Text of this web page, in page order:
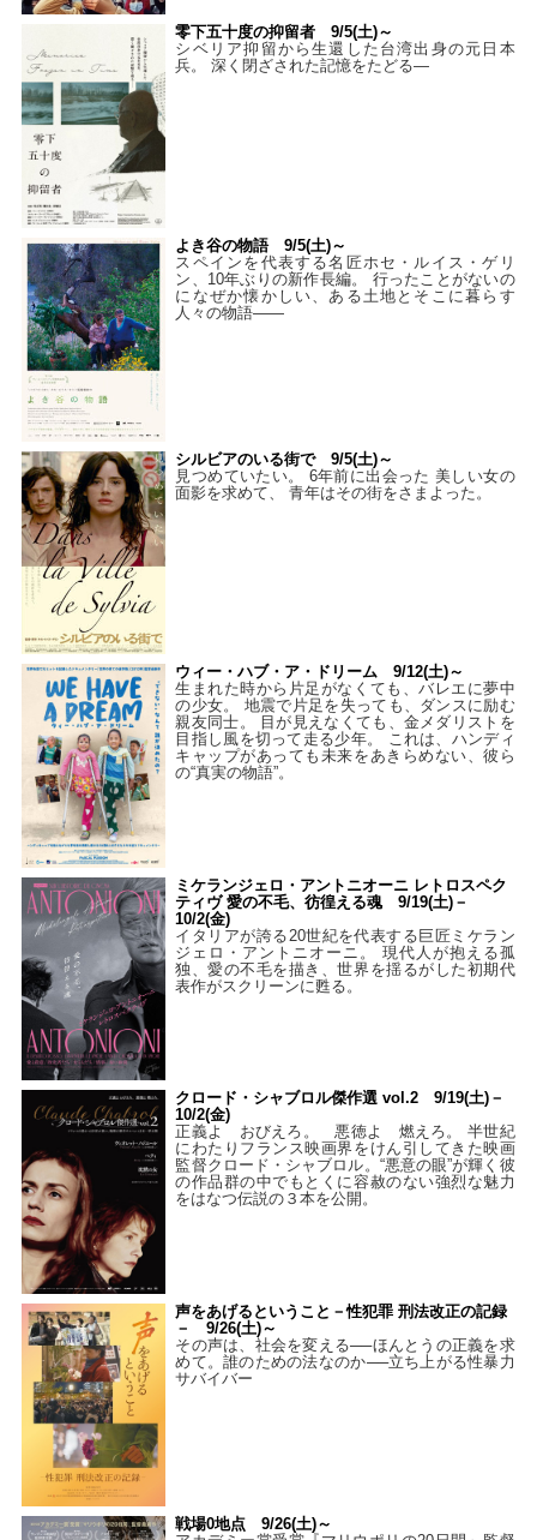
零下五十度の抑留者 9/5(土)～
シベリア抑留から生還した台湾出身の元日本
兵。 深く閉ざされた記憶をたどる—
よき谷の物語 9/5(土)～
スペインを代表する名匠ホセ・ルイス・ゲリ
ン、10年ぶりの新作長編。 行ったことがないの
になぜか懐かしい、ある土地とそこに暮らす
人々の物語――
シルビアのいる街で 9/5(土)～
見つめていたい。 6年前に出会った 美しい女の
面影を求めて、 青年はその街をさまよった。
ウィー・ハブ・ア・ドリーム 9/12(土)～
生まれた時から片足がなくても、バレエに夢中
の少女。 地震で片足を失っても、ダンスに励む
親友同士。 目が見えなくても、金メダリストを
目指し風を切って走る少年。 これは、ハンディ
キャップがあっても未来をあきらめない、彼ら
の“真実の物語”。
ミケランジェロ・アントニオーニ レトロスペク
ティヴ 愛の不毛、彷徨える魂 9/19(土)－
10/2(金)
イタリアが誇る20世紀を代表する巨匠ミケラン
ジェロ・アントニオーニ。 現代人が抱える孤
独、愛の不毛を描き、世界を揺るがした初期代
表作がスクリーンに甦る。
クロード・シャブロル傑作選 vol.2 9/19(土)－
10/2(金)
正義よ おびえろ。 悪徳よ 燃えろ。 半世紀
にわたりフランス映画界をけん引してきた映画
監督クロード・シャブロル。“悪意の眼”が輝く彼
の作品群の中でもとくに容赦のない強烈な魅力
をはなつ伝説の３本を公開。
声をあげるということ－性犯罪 刑法改正の記録
－ 9/26(土)～
その声は、社会を変える──ほんとうの正義を求
めて。誰のための法なのか──立ち上がる性暴力
サバイバー
戦場0地点 9/26(土)～